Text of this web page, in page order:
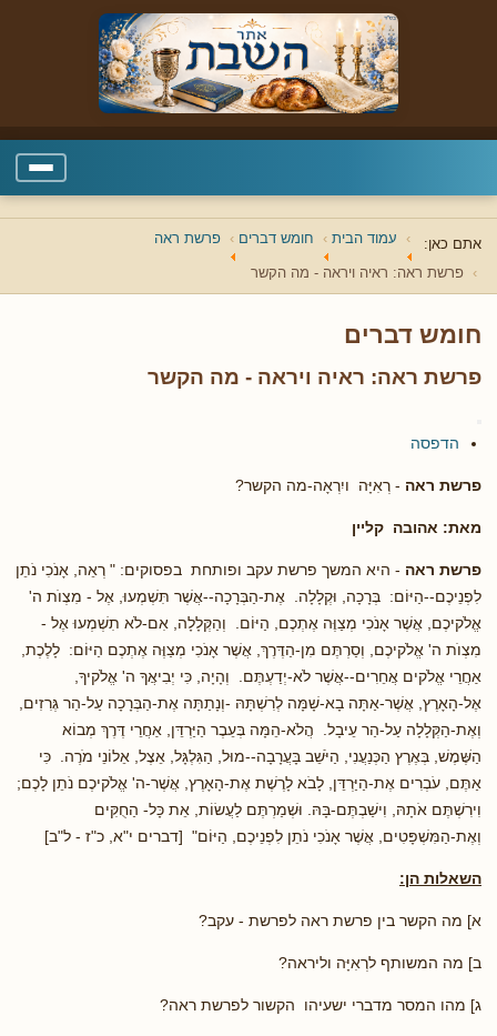
אתם כאן: עמוד הבית חומש דברים פרשת ראה
פרשת ראה: ראיה ויראה - מה הקשר
חומש דברים
פרשת ראה: ראיה ויראה - מה הקשר
הדפסה
פרשת ראה - רְאִיָּה ויִרְאָה-מה הקשר?
מאת: אהובה קליין
פרשת ראה - היא המשך פרשת עקב ופותחת בפסוקים: " רְאֵה, אָנֹכִי נֹתֵן
לִפְנֵיכֶם--הַיּוֹם: בְּרָכָה, וּקְלָלָה. אֶת-הַבְּרָכָה--אֲשֶׁר תִּשְׁמְעוּ, אֶל - מִצְוֺת ה'
אֱלֹקיכֶם, אֲשֶׁר אָנֹכִי מְצַוֶּה אֶתְכֶם, הַיּוֹם. וְהַקְּלָלָה, אִם-לֹא תִשְׁמְעוּ אֶל -
מִצְוֺת ה' אֱלֹקיכֶם, וְסַרְתֶּם מִן-הַדֶּרֶךְ, אֲשֶׁר אָנֹכִי מְצַוֶּה אֶתְכֶם הַיּוֹם: לָלֶכֶת,
אַחֲרֵי אֱלֹקים אֲחֵרִים--אֲשֶׁר לֹא-יְדַעְתֶּם. וְהָיָה, כִּי יְבִיאֲךָ ה' אֱלֹקיךָ,
אֶל-הָאָרֶץ, אֲשֶׁר-אַתָּה בָא-שָׁמָּה לְרִשְׁתָּהּ -וְנָתַתָּה אֶת-הַבְּרָכָה עַל-הַר גְּרִזִים,
וְאֶת-הַקְּלָלָה עַל-הַר עֵיבָל. הֲלֹא-הֵמָּה בְּעֵבֶר הַיַּרְדֵּן, אַחֲרֵי דֶּרֶךְ מְבוֹא
הַשֶּׁמֶשׁ, בְּאֶרֶץ הַכְּנַעֲנִי, הַיֹּשֵׁב בָּעֲרָבָה--מוּל, הַגִּלְגָּל, אֵצֶל, אֵלוֹנֵי מֹרֶה. כִּי
אַתֶּם, עֹבְרִים אֶת-הַיַּרְדֵּן, לָבֹא לָרֶשֶׁת אֶת-הָאָרֶץ, אֲשֶׁר-ה' אֱלֹקיכֶם נֹתֵן לָכֶם;
וִירִשְׁתֶּם אֹתָהּ, וִישַׁבְתֶּם-בָּהּ. וּשְׁמַרְתֶּם לַעֲשׂוֹת, אֵת כָּל- הַחֻקִּים
וְאֶת-הַמִּשְׁפָּטִים, אֲשֶׁר אָנֹכִי נֹתֵן לִפְנֵיכֶם, הַיּוֹם" [דברים י"א, כ"ז - ל"ב]
השאלות הן:
א] מה הקשר בין פרשת ראה לפרשת - עקב?
ב] מה המשותף לרְאִיָּה וליראה?
ג] מהו המסר מדברי ישעיהו הקשור לפרשת ראה?